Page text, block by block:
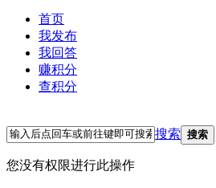
首页
我发布
我回答
赚积分
查积分
搜索 搜索
您没有权限进行此操作